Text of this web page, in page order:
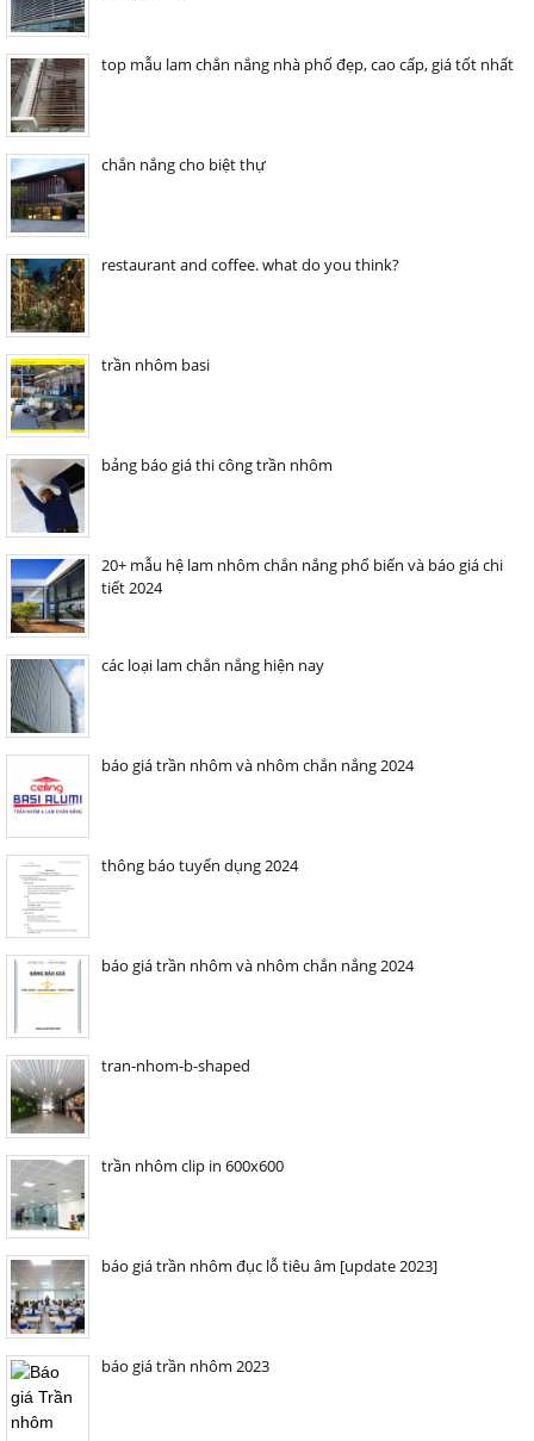
top mẫu lam chắn nắng nhà phố đẹp, cao cấp, giá tốt nhất
chắn nắng cho biệt thự
restaurant and coffee. what do you think?
trần nhôm basi
bảng báo giá thi công trần nhôm
20+ mẫu hệ lam nhôm chắn nắng phổ biến và báo giá chi
tiết 2024
các loại lam chắn nắng hiện nay
báo giá trần nhôm và nhôm chắn nắng 2024
thông báo tuyển dụng 2024
báo giá trần nhôm và nhôm chắn nắng 2024
tran-nhom-b-shaped
trần nhôm clip in 600x600
báo giá trần nhôm đục lỗ tiêu âm [update 2023]
báo giá trần nhôm 2023